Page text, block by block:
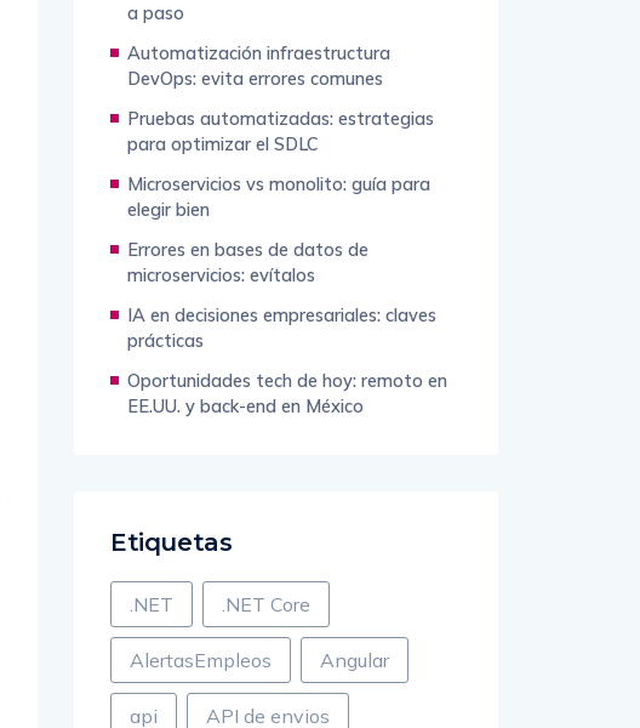
a paso
Automatización infraestructura
DevOps: evita errores comunes
Pruebas automatizadas: estrategias
para optimizar el SDLC
Microservicios vs monolito: guía para
elegir bien
Errores en bases de datos de
microservicios: evítalos
IA en decisiones empresariales: claves
prácticas
Oportunidades tech de hoy: remoto en
EE.UU. y back-end en México
Etiquetas
.NET .NET Core
AlertasEmpleos Angular
api API de envios